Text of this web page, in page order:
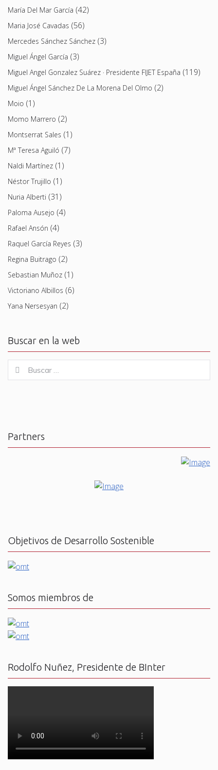
María Del Mar García (42)
Maria José Cavadas (56)
Mercedes Sánchez Sánchez (3)
Miguel Ángel García (3)
Miguel Angel Gonzalez Suárez · Presidente FIJET España (119)
Miguel Ángel Sánchez De La Morena Del Olmo (2)
Moio (1)
Momo Marrero (2)
Montserrat Sales (1)
Mª Teresa Aguiló (7)
Naldi Martínez (1)
Néstor Trujillo (1)
Nuria Alberti (31)
Paloma Ausejo (4)
Rafael Ansón (4)
Raquel García Reyes (3)
Regina Buitrago (2)
Sebastian Muñoz (1)
Victoriano Albillos (6)
Yana Nersesyan (2)
Buscar en la web
for:
Buscar
Partners
Objetivos de Desarrollo Sostenible
Somos miembros de
Rodolfo Nuñez, Presidente de BInter